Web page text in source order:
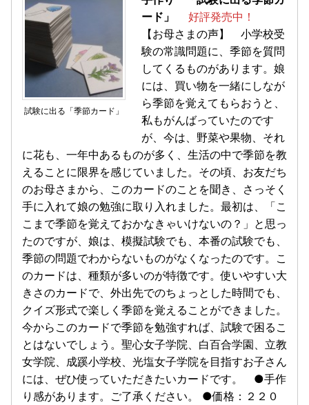
試験に出る「季節カード」
ード」 好評発売中！
【お母さまの声】 小学校受
験の常識問題に、季節を質問
してくるものがあります。娘
には、買い物を一緒にしなが
ら季節を覚えてもらおうと、
私もがんばっていたのです
が、今は、野菜や果物、それ
に花も、一年中あるものが多く、生活の中で季節を教
えることに限界を感じていました。その頃、お友だち
のお母さまから、このカードのことを聞き、さっそく
手に入れて娘の勉強に取り入れました。最初は、「こ
こまで季節を覚えておかなきゃいけないの？」と思っ
たのですが、娘は、模擬試験でも、本番の試験でも、
季節の問題でわからないものがなくなったのです。こ
のカードは、種類が多いのが特徴です。使いやすい大
きさのカードで、外出先でのちょっとした時間でも、
クイズ形式で楽しく季節を覚えることができました。
今からこのカードで季節を勉強すれば、試験で困るこ
とはないでしょう。聖心女子学院、白百合学園、立教
女学院、成蹊小学校、光塩女子学院を目指すお子さん
には、ぜひ使っていただきたいカードです。 ●手作
り感があります。ご了承ください。 ●価格：２２０